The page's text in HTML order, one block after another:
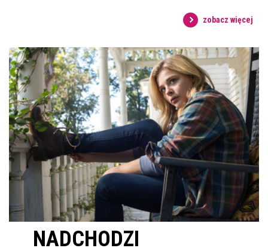
zobacz więcej
NADCHODZI